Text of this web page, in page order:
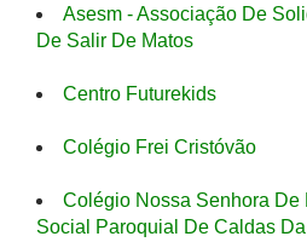
Asesm - Associação De
De Salir De Matos
Centro Futurekids
Colégio Frei Cristóvão
Colégio Nossa Senhora De
Social Paroquial De Caldas